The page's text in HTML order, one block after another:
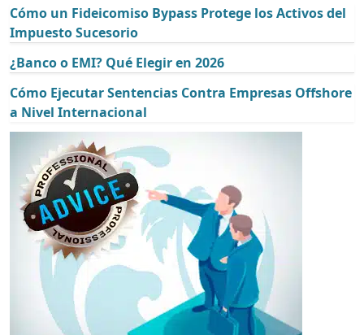
Cómo un Fideicomiso Bypass Protege los Activos del
Impuesto Sucesorio
¿Banco o EMI? Qué Elegir en 2026
Cómo Ejecutar Sentencias Contra Empresas Offshore
a Nivel Internacional